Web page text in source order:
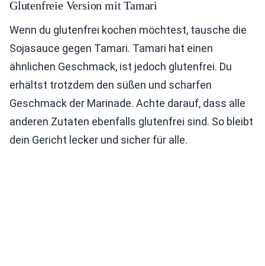
Glutenfreie Version mit Tamari
Wenn du glutenfrei kochen möchtest, tausche die
Sojasauce gegen Tamari. Tamari hat einen
ähnlichen Geschmack, ist jedoch glutenfrei. Du
erhältst trotzdem den süßen und scharfen
Geschmack der Marinade. Achte darauf, dass alle
anderen Zutaten ebenfalls glutenfrei sind. So bleibt
dein Gericht lecker und sicher für alle.